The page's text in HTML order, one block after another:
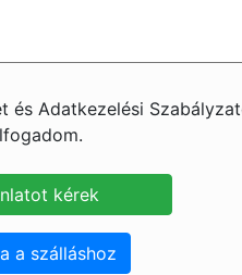
és Adatkezelési
a szálláshoz